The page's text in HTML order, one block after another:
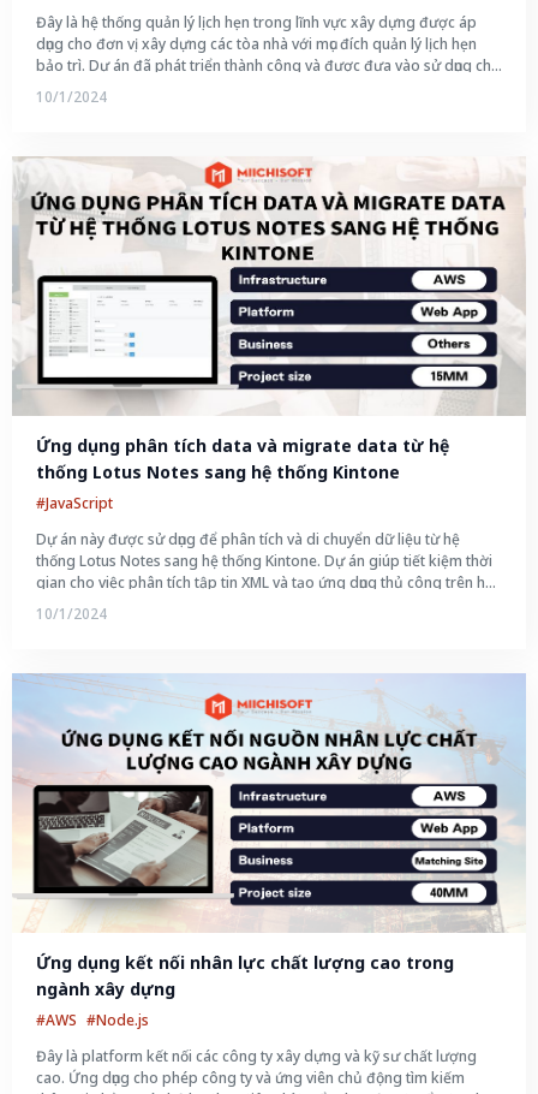
Đây là hệ thống quản lý lịch hẹn trong lĩnh vực xây dựng được áp
dụng cho đơn vị xây dựng các tòa nhà với mục đích quản lý lịch hẹn
bảo trì. Dự án đã phát triển thành công và được đưa vào sử dụng cho
hơn 100 tòa nhà chung cư tại Nhật Bản.
10/1/2024
Ứng dụng phân tích data và migrate data từ hệ
thống Lotus Notes sang hệ thống Kintone
#JavaScript
Dự án này được sử dụng để phân tích và di chuyển dữ liệu từ hệ
thống Lotus Notes sang hệ thống Kintone. Dự án giúp tiết kiệm thời
gian cho việc phân tích tập tin XML và tạo ứng dụng thủ công trên hệ
thống Kintone. Ngoài ra; việc phân tích tập tin XML và tạo ứng dụng
đều được thực hiện tự động; giúp nâng cao hiệu quả làm việc. Hơn
tạo ứng dụng.
10/1/2024
Ứng dụng kết nối nhân lực chất lượng cao trong
ngành xây dựng
#AWS #Node.js
Đây là platform kết nối các công ty xây dựng và kỹ sư chất lượng
cao. Ứng dụng cho phép công ty và ứng viên chủ động tìm kiếm